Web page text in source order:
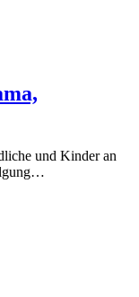
und Kinder an